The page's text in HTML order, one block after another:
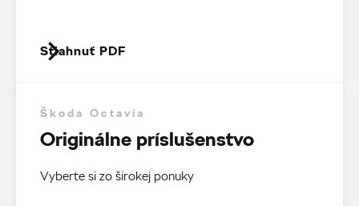
Stiahnuť PDF
Škoda Octavia
Originálne príslušenstvo
Vyberte si zo širokej ponuky